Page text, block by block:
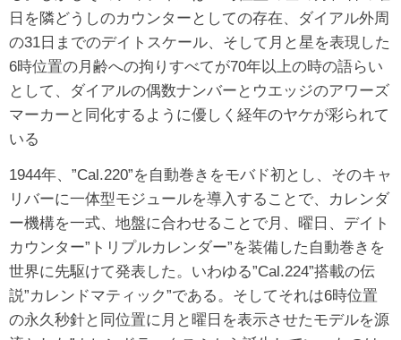
日を隣どうしのカウンターとしての存在、ダイアル外周
の31日までのデイトスケール、そして月と星を表現した
6時位置の月齢への拘りすべてが70年以上の時の語らい
として、ダイアルの偶数ナンバーとウエッジのアワーズ
マーカーと同化するように優しく経年のヤケが彩られて
いる
1944年、”Cal.220”を自動巻きをモバド初とし、そのキャ
リバーに一体型モジュールを導入することで、カレンダ
ー機構を一式、地盤に合わせることで月、曜日、デイト
カウンター”トリプルカレンダー”を装備した自動巻きを
世界に先駆けて発表した。いわゆる”Cal.224”搭載の伝
説”カレンドマティック”である。そしてそれは6時位置
の永久秒針と同位置に月と曜日を表示させたモデルを源